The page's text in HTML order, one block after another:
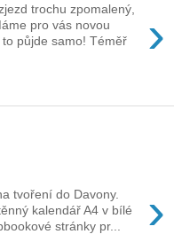
›
trochu zpomalený,
pro vás novou
půjde samo! Téměř
›
tvoření do Davony.
kalendář A4 v bílé
stránky pr...